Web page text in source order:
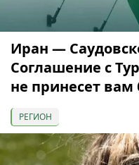
Иран —
Соглашение с
не принесет вам
РЕГИОН